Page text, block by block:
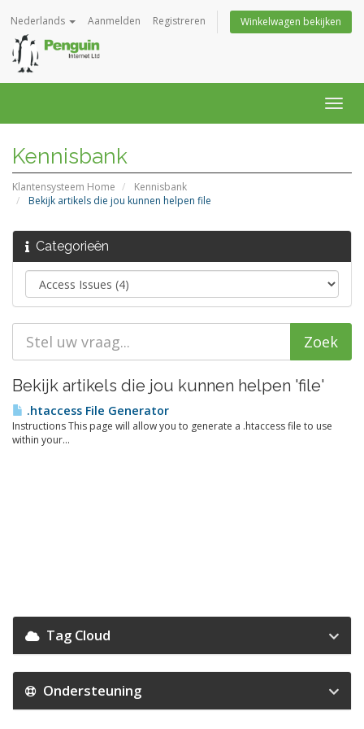
Nederlands Aanmelden Registreren Winkelwagen bekijken
in-/
Kennisbank
Klantensysteem Home
Kennisbank
Bekijk artikels die jou kunnen helpen file
Categorieën
Bekijk artikels die jou kunnen helpen 'file'
.htaccess File Generator
Instructions This page will allow you to generate a .htaccess file to use
within your...
Tag Cloud
Ondersteuning